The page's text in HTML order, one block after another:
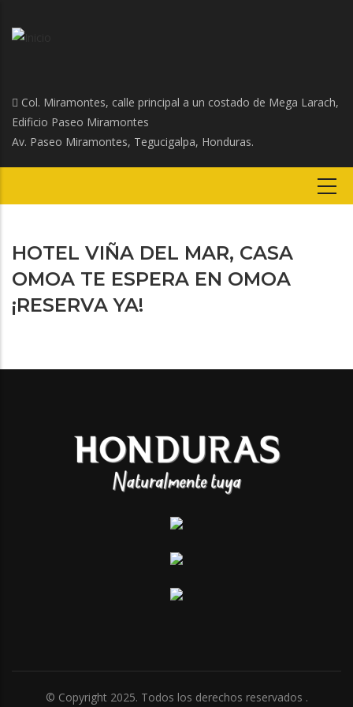
Col. Miramontes, calle principal a un costado de Mega Larach,
Edificio Paseo Miramontes
Av. Paseo Miramontes, Tegucigalpa, Honduras.
HOTEL VIÑA DEL MAR, CASA
OMOA TE ESPERA EN OMOA
¡RESERVA YA!
© Copyright 2025. Todos los derechos reservados .